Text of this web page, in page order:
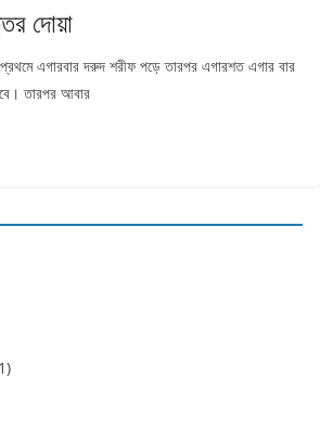
দোয়া
এগারবার দরুদ শরীফ পড়ে তারপর এগারশত এগার বার
তারপর আবার